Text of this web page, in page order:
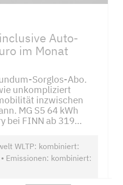
Auto-
im Monat
Sorglos-Abo.
unkompliziert
inzwischen
MG S5 64 kWh
bei FINN ab 319...
WLTP: kombiniert:
Emissionen: kombiniert: